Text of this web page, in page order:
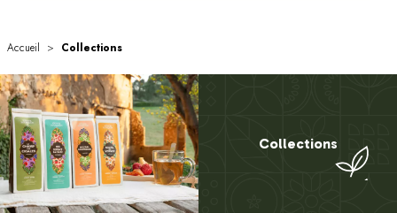
Collections
Accueil Collections